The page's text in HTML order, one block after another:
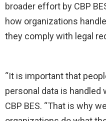
broader effort by CBP
how organizations
they comply with legal
“It is important that
personal data is handled
CBP BES. “That is why